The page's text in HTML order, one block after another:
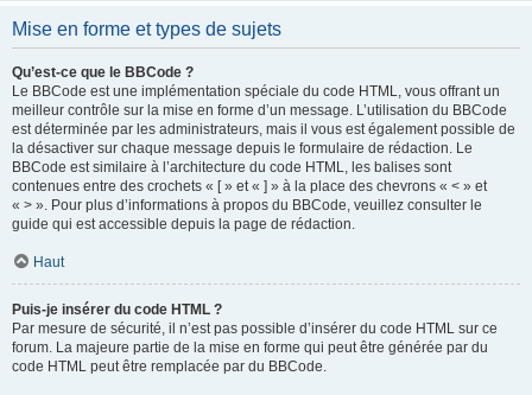
Mise en forme et types de sujets
Qu’est-ce que le BBCode ?
Le BBCode est une implémentation spéciale du code HTML, vous offrant un
meilleur contrôle sur la mise en forme d’un message. L’utilisation du BBCode
est déterminée par les administrateurs, mais il vous est également possible de
la désactiver sur chaque message depuis le formulaire de rédaction. Le
BBCode est similaire à l’architecture du code HTML, les balises sont
contenues entre des crochets « [ » et « ] » à la place des chevrons « < » et
« > ». Pour plus d’informations à propos du BBCode, veuillez consulter le
guide qui est accessible depuis la page de rédaction.
Haut
Puis-je insérer du code HTML ?
Par mesure de sécurité, il n’est pas possible d’insérer du code HTML sur ce
forum. La majeure partie de la mise en forme qui peut être générée par du
code HTML peut être remplacée par du BBCode.